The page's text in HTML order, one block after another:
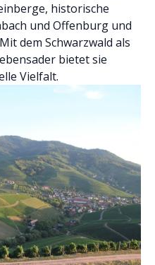
historische
und Offenburg und
dem Schwarzwald als
bietet sie
Vielfalt.